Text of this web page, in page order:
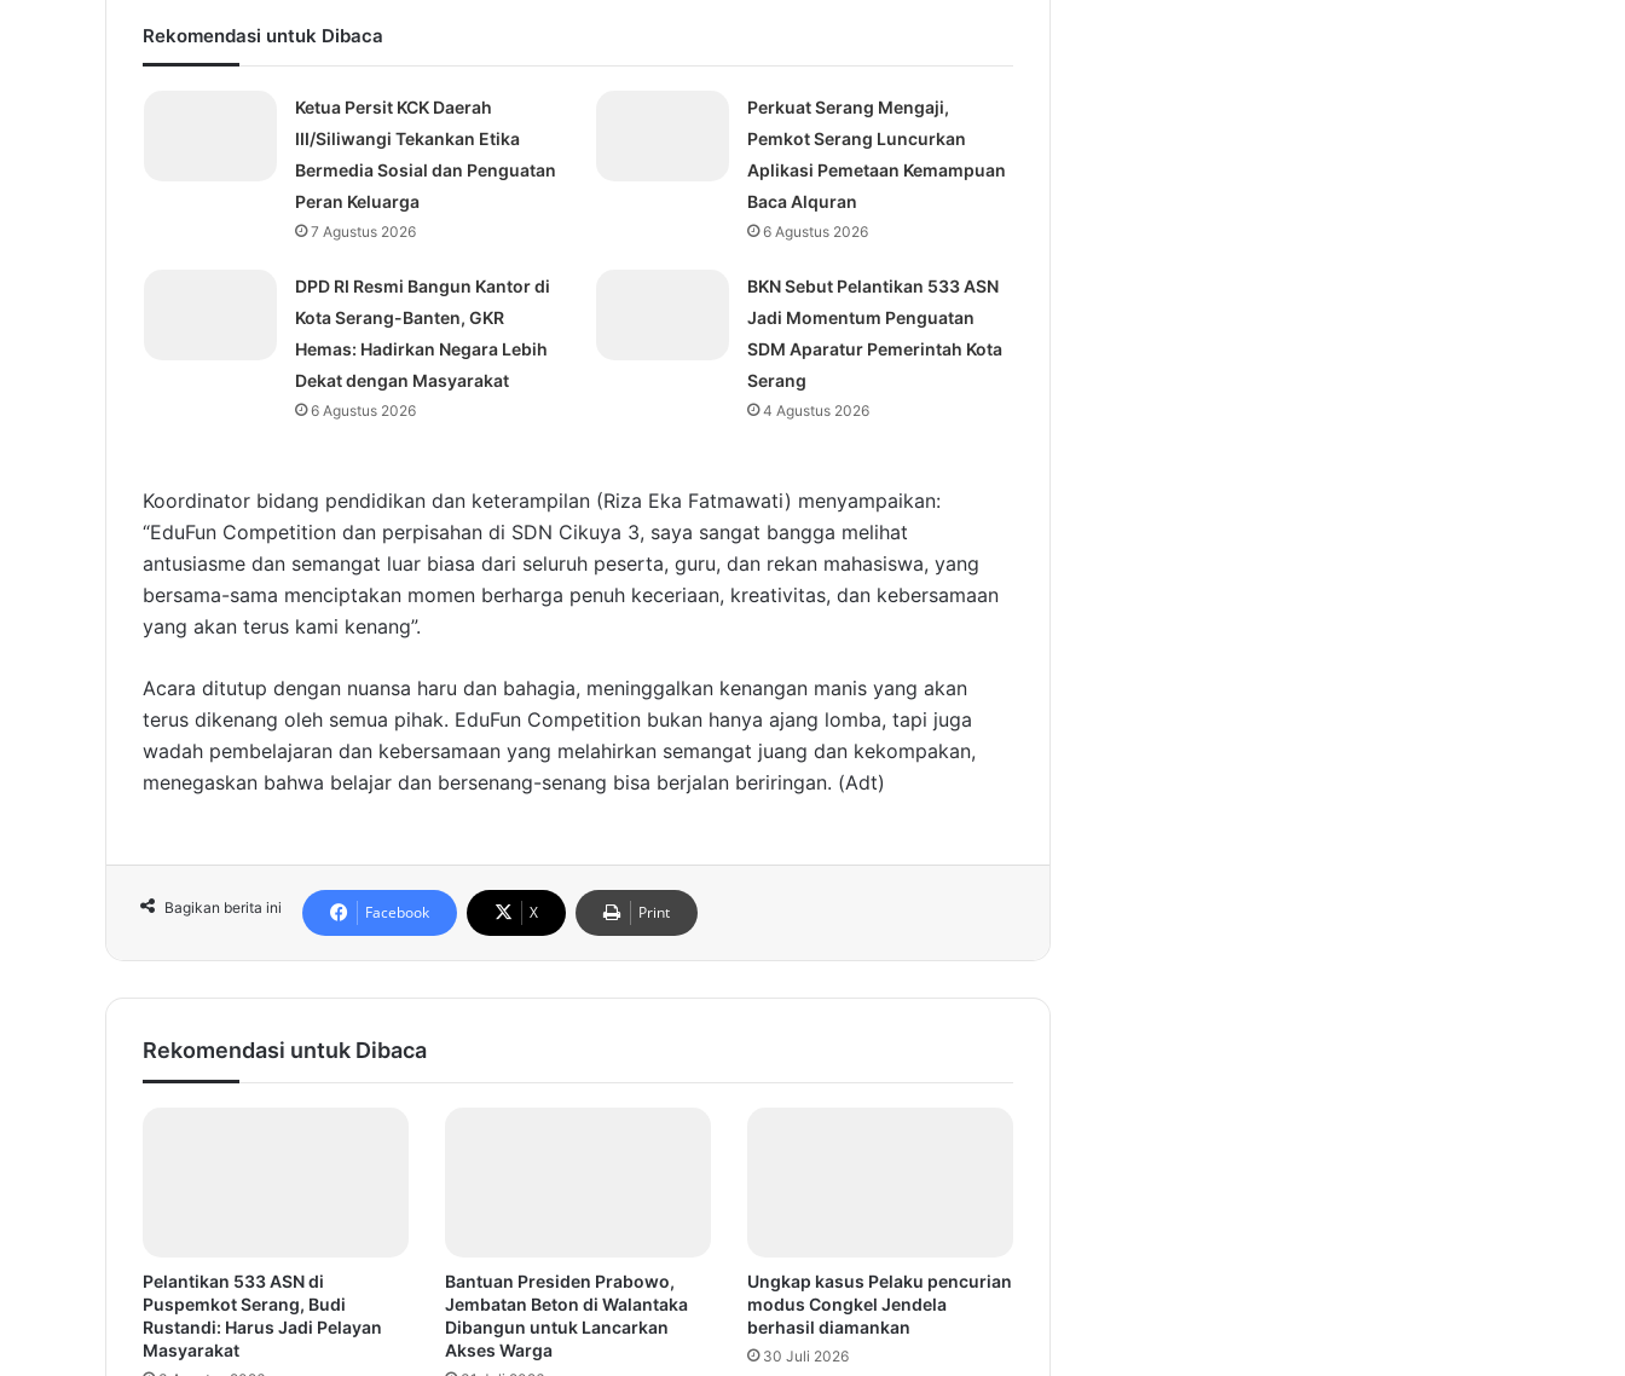
Rekomendasi untuk Dibaca
Ketua Persit KCK Daerah
III/Siliwangi Tekankan Etika
Bermedia Sosial dan Penguatan
Peran Keluarga
7 Agustus 2026
Perkuat Serang Mengaji,
Pemkot Serang Luncurkan
Aplikasi Pemetaan Kemampuan
Baca Alquran
6 Agustus 2026
DPD RI Resmi Bangun Kantor di
Kota Serang-Banten, GKR
Hemas: Hadirkan Negara Lebih
Dekat dengan Masyarakat
6 Agustus 2026
BKN Sebut Pelantikan 533 ASN
Jadi Momentum Penguatan
SDM Aparatur Pemerintah Kota
Serang
4 Agustus 2026
Koordinator bidang pendidikan dan keterampilan (Riza Eka Fatmawati) menyampaikan:
“EduFun Competition dan perpisahan di SDN Cikuya 3, saya sangat bangga melihat
antusiasme dan semangat luar biasa dari seluruh peserta, guru, dan rekan mahasiswa, yang
bersama-sama menciptakan momen berharga penuh keceriaan, kreativitas, dan kebersamaan
yang akan terus kami kenang”.
Acara ditutup dengan nuansa haru dan bahagia, meninggalkan kenangan manis yang akan
terus dikenang oleh semua pihak. EduFun Competition bukan hanya ajang lomba, tapi juga
wadah pembelajaran dan kebersamaan yang melahirkan semangat juang dan kekompakan,
menegaskan bahwa belajar dan bersenang-senang bisa berjalan beriringan. (Adt)
Bagikan berita ini Facebook X Print
Rekomendasi untuk Dibaca
Pelantikan 533 ASN di
Puspemkot Serang, Budi
Rustandi: Harus Jadi Pelayan
Masyarakat
Bantuan Presiden Prabowo,
Jembatan Beton di Walantaka
Dibangun untuk Lancarkan
Akses Warga
Ungkap kasus Pelaku pencurian
modus Congkel Jendela
berhasil diamankan
30 Juli 2026